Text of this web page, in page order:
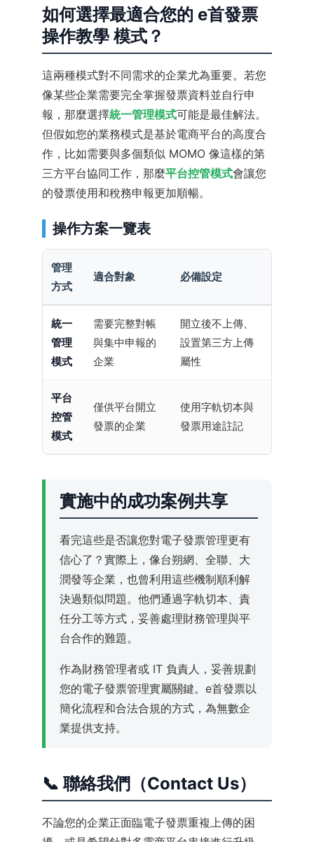
如何選擇最適合您的 e首發票
操作教學 模式？
這兩種模式對不同需求的企業尤為重要。若您
像某些企業需要完全掌握發票資料並自行申
報，那麼選擇統一管理模式可能是最佳解法。
但假如您的業務模式是基於電商平台的高度合
作，比如需要與多個類似 MOMO 像這樣的第
三方平台協同工作，那麼平台控管模式會讓您
的發票使用和稅務申報更加順暢。
操作方案一覽表
管理
方式
適合對象 必備設定
統一
管理
模式
需要完整對帳
與集中申報的
企業
開立後不上傳、
設置第三方上傳
屬性
平台
控管
模式
僅供平台開立
發票的企業
使用字軌切本與
發票用途註記
實施中的成功案例共享
看完這些是否讓您對電子發票管理更有
信心了？實際上，像台朔網、全聯、大
潤發等企業，也曾利用這些機制順利解
決過類似問題。他們通過字軌切本、責
任分工等方式，妥善處理財務管理與平
台合作的難題。
作為財務管理者或 IT 負責人，妥善規劃
您的電子發票管理實屬關鍵。e首發票以
簡化流程和合法合規的方式，為無數企
業提供支持。
📞 聯絡我們（Contact Us）
不論您的企業正面臨電子發票重複上傳的困